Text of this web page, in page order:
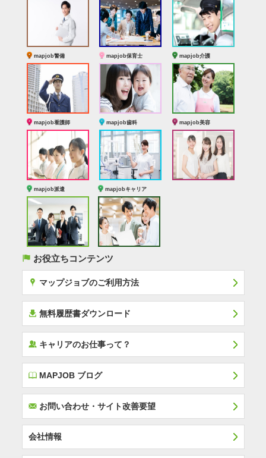
mapjob警備 mapjob保育士 mapjob介護
mapjob看護師 mapjob歯科 mapjob美容
mapjob派遣 mapjobキャリア
( お役立ちコンテンツ
x マップジョブのご利用方法
í 無料履歴書ダウンロード
‰キャリアのお仕事って？
EMAPJOB ブログ
Fお問い合わせ・サイト改善要望
会社情報